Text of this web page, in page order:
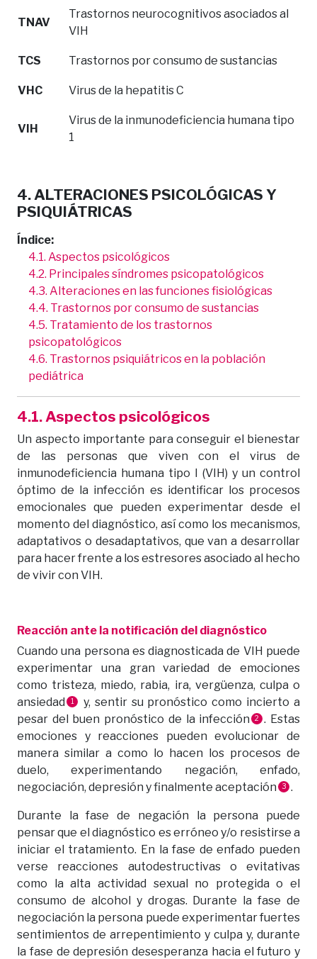
TNAV
Trastornos neurocognitivos asociados al
VIH
TCS Trastornos por consumo de sustancias
VHC Virus de la hepatitis C
VIH
Virus de la inmunodeficiencia humana tipo
1
4. ALTERACIONES PSICOLÓGICAS Y
PSIQUIÁTRICAS
Índice:
4.1. Aspectos psicológicos
4.2. Principales síndromes psicopatológicos
4.3. Alteraciones en las funciones fisiológicas
4.4. Trastornos por consumo de sustancias
4.5. Tratamiento de los trastornos
psicopatológicos
4.6. Trastornos psiquiátricos en la población
pediátrica
4.1. Aspectos psicológicos
Un aspecto importante para conseguir el bienestar
de las personas que viven con el virus de
inmunodeficiencia humana tipo I (VIH) y un control
óptimo de la infección es identificar los procesos
emocionales que pueden experimentar desde el
momento del diagnóstico, así como los mecanismos,
adaptativos o desadaptativos, que van a desarrollar
para hacer frente a los estresores asociado al hecho
de vivir con VIH.
Reacción ante la notificación del diagnóstico
Cuando una persona es diagnosticada de VIH puede
experimentar una gran variedad de emociones
como tristeza, miedo, rabia, ira, vergüenza, culpa o
ansiedad
1
y, sentir su pronóstico como incierto a
pesar del buen pronóstico de la infección
2
. Estas
emociones y reacciones pueden evolucionar de
manera similar a como lo hacen los procesos de
duelo, experimentando negación, enfado,
negociación, depresión y finalmente aceptación
3 .
Durante la fase de negación la persona puede
pensar que el diagnóstico es erróneo y/o resistirse a
iniciar el tratamiento. En la fase de enfado pueden
verse reacciones autodestructivas o evitativas
como la alta actividad sexual no protegida o el
consumo de alcohol y drogas. Durante la fase de
negociación la persona puede experimentar fuertes
sentimientos de arrepentimiento y culpa y, durante
la fase de depresión desesperanza hacia el futuro y